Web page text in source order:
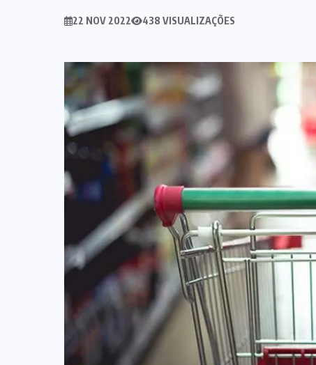
22 NOV 2022 438 VISUALIZAÇÕES